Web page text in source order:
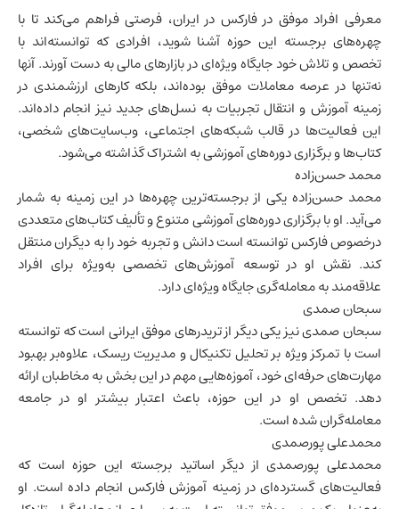
معرفی افراد موفق در فارکس در ایران، فرصتی فراهم می‌کند تا با
چهره‌های برجسته این حوزه آشنا شوید، افرادی که توانسته‌اند با
تخصص و تلاش خود جایگاه ویژه‌ای در بازارهای مالی به دست آورند. آنها
نه‌تنها در عرصه معاملات موفق بوده‌اند، بلکه کارهای ارزشمندی در
زمینه آموزش و انتقال تجربیات به نسل‌های جدید نیز انجام داده‌اند.
این فعالیت‌ها در قالب شبکه‌های اجتماعی، وب‌سایت‌های شخصی،
کتاب‌ها و برگزاری دوره‌های آموزشی به اشتراک گذاشته می‌شود.
محمد حسن‌زاده
محمد حسن‌زاده یکی از برجسته‌ترین چهره‌ها در این زمینه به شمار
می‌آید. او با برگزاری دوره‌های آموزشی متنوع و تألیف کتاب‌های متعددی
درخصوص فارکس توانسته است دانش و تجربه خود را به دیگران منتقل
کند. نقش او در توسعه آموزش‌های تخصصی به‌ویژه برای افراد
علاقه‌مند به معامله‌گری جایگاه ویژه‌ای دارد.
سبحان صمدی
سبحان صمدی نیز یکی دیگر از تریدرهای موفق ایرانی است که توانسته
است با تمرکز ویژه بر تحلیل تکنیکال و مدیریت ریسک، علاوه‌بر بهبود
مهارت‌های حرفه‌ای خود، آموزه‌هایی مهم در این بخش به مخاطبان ارائه
دهد. تخصص او در این حوزه، باعث اعتبار بیشتر او در جامعه
معامله‌گران شده است.
محمدعلی پورصمدی
محمدعلی پورصمدی از دیگر اساتید برجسته این حوزه است که
فعالیت‌های گسترده‌ای در زمینه آموزش فارکس انجام داده است. او